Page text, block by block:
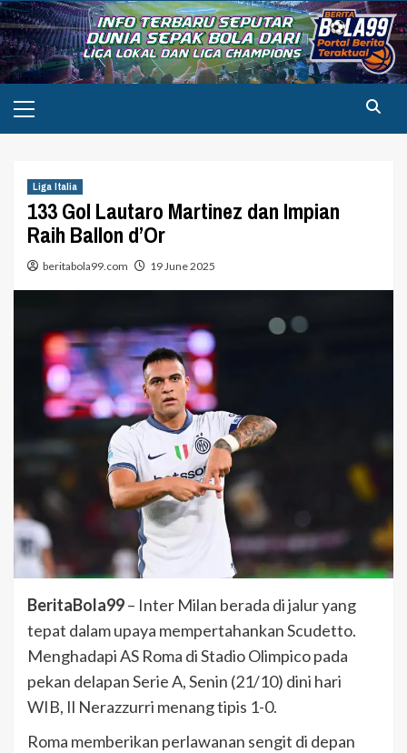
Skip
to
content
Menu
Liga Italia
133 Gol Lautaro Martinez dan Impian
Raih Ballon d’Or
beritabola99.com 19 June 2025
BeritaBola99– Inter Milan berada di jalur yang
tepat dalam upaya mempertahankan Scudetto.
Menghadapi AS Roma di Stadio Olimpico pada
pekan delapan Serie A, Senin (21/10) dini hari
WIB, Il Nerazzurri menang tipis 1-0.
Roma memberikan perlawanan sengit di depan